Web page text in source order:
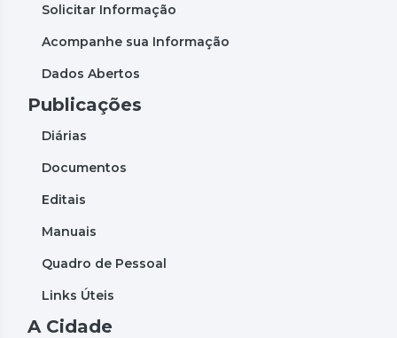
Solicitar Informação
Acompanhe sua Informação
Dados Abertos
Publicações
Diárias
Documentos
Editais
Manuais
Quadro de Pessoal
Links Úteis
A Cidade